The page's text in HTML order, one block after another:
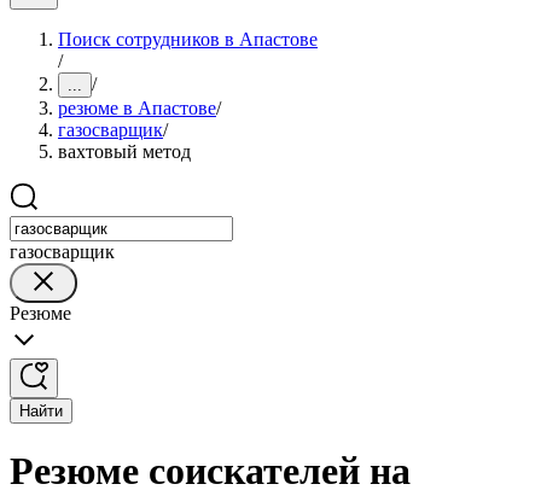
Поиск сотрудников в Апастове
/
... /
резюме в Апастове/
газосварщик/
вахтовый метод
газосварщик
Резюме
Найти
Резюме соискателей на